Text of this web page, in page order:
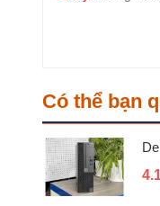
Có thể bạn